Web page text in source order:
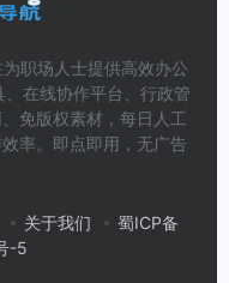
职场人士提供高效办公
在线协作平台、行政管
免版权素材，每日人工
率。即点即用，无广告
关于我们
蜀ICP备
-5